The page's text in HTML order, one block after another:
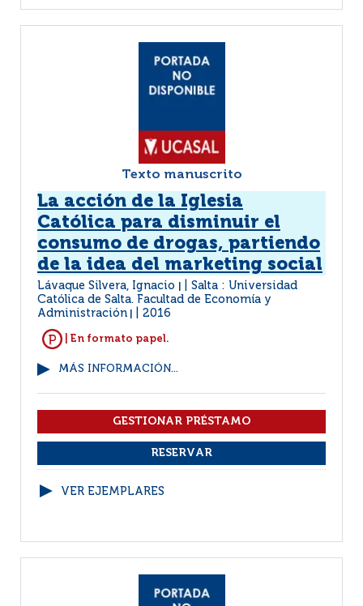
Texto manuscrito
La acción de la Iglesia
Católica para disminuir el
consumo de drogas, partiendo
de la idea del marketing social
Lávaque Silvera, Ignacio
Salta : Universidad
Católica de Salta. Facultad de Economía y
Administración
2016
| En formato papel.
MÁS INFORMACIÓN...
VER EJEMPLARES